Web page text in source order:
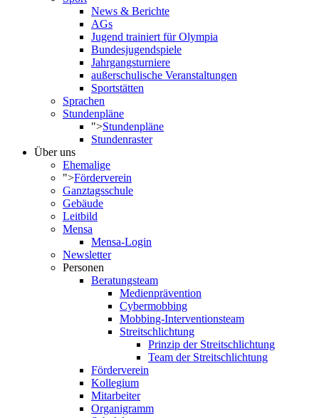
News & Berichte
AGs
Jugend trainiert für Olympia
Bundesjugendspiele
Jahrgangsturniere
außerschulische Veranstaltungen
Sportstätten
Sprachen
Stundenpläne
">Stundenpläne
Stundenraster
Über uns
Ehemalige
">Förderverein
Ganztagsschule
Gebäude
Leitbild
Mensa
Mensa-Login
Newsletter
Personen
Beratungsteam
Medienprävention
Cybermobbing
Mobbing-Interventionsteam
Streitschlichtung
Prinzip der Streitschlichtung
Team der Streitschlichtung
Förderverein
Kollegium
Mitarbeiter
Organigramm